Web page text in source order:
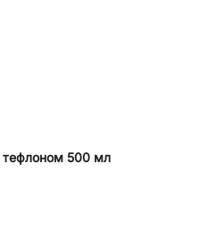
тефлоном 500 мл